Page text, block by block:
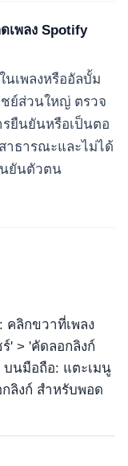
เพลง Spotify
นเพลงหรืออัลบั้ม
ชย์ส่วนใหญ่ ตรวจ
ยืนยันหรือเป็นตอ
าธารณะและไม่ได้
ยันตัวตน
คลิกขวาที่เพลง
' > 'คัดลอกลิงก์
บนมือถือ: แตะเมนู
ลิงก์ สำหรับพอด